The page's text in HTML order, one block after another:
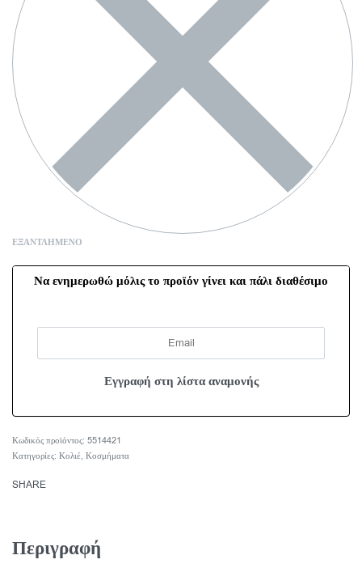
ΕΞΑΝΤΛΗΜΈΝΟ
Να ενημερωθώ μόλις το προϊόν γίνει και πάλι διαθέσιμο
5514421
Κατηγορίες: Κολιέ, Κοσμήματα
SHARE
Περιγραφή